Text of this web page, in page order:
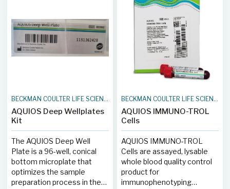
BECKMAN COULTER LIFE SCIENCES
AQUIOS Deep Wellplates
Kit
The AQUIOS Deep Well
Plate is a 96-well, conical
bottom microplate that
optimizes the sample
preparation process in the
BECKMAN COULTER LIFE SCIENCES
AQUIOS IMMUNO-TROL
Cells
AQUIOS IMMUNO-TROL
Cells are assayed, lysable
whole blood quality control
product for
immunophenotyping